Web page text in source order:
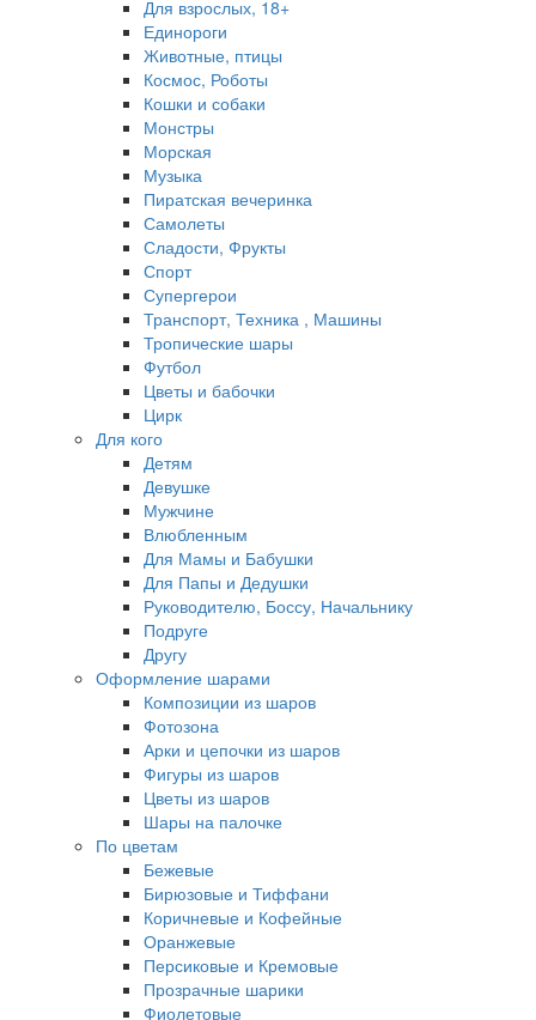
Для взрослых, 18+
Единороги
Животные, птицы
Космос, Роботы
Кошки и собаки
Монстры
Морская
Музыка
Пиратская вечеринка
Самолеты
Сладости, Фрукты
Спорт
Супергерои
Транспорт, Техника , Машины
Тропические шары
Футбол
Цветы и бабочки
Цирк
Для кого
Детям
Девушке
Мужчине
Влюбленным
Для Мамы и Бабушки
Для Папы и Дедушки
Руководителю, Боссу, Начальнику
Подруге
Другу
Оформление шарами
Композиции из шаров
Фотозона
Арки и цепочки из шаров
Фигуры из шаров
Цветы из шаров
Шары на палочке
По цветам
Бежевые
Бирюзовые и Тиффани
Коричневые и Кофейные
Оранжевые
Персиковые и Кремовые
Прозрачные шарики
Фиолетовые